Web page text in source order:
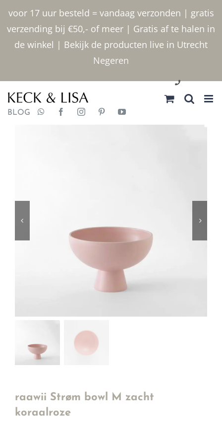
voor 17 uur besteld = vandaag verzonden | gratis
verzending bij €50,- of meer | Gratis af te halen in
de winkel | Bekijk de producten live in Utrecht
Negeren
inhoud
030 2400000
BLOG
raawii Strøm bowl M zacht
koraalroze